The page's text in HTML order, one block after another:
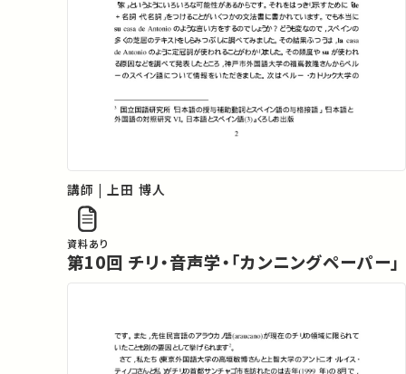
講師 | 上田 博人
資料あり
第10回 チリ・音声学・「カンニングペーパー」